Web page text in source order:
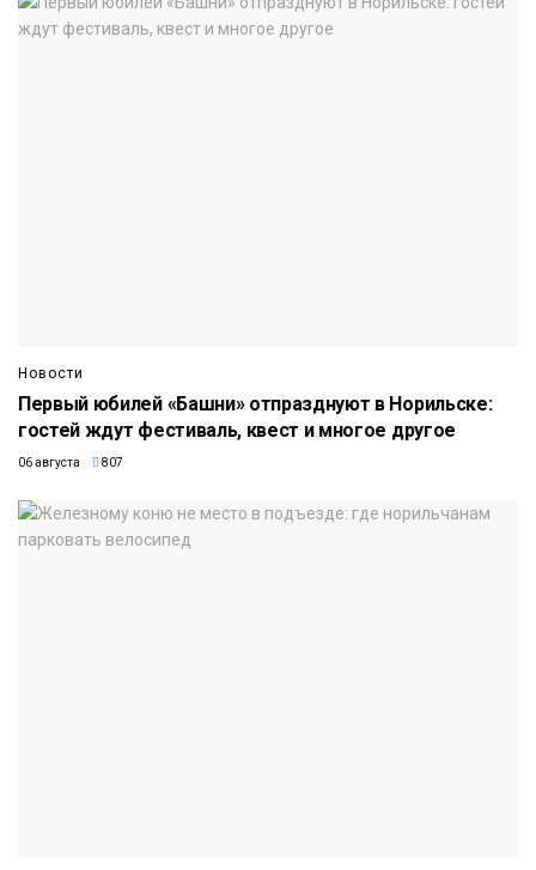
Новости
Первый юбилей «Башни» отпразднуют в Норильске:
гостей ждут фестиваль, квест и многое другое
06 августа 807